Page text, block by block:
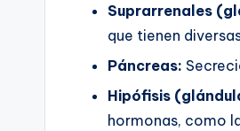
Suprarrenales
que tienen
Páncreas:
Hipófisis
hormonas, como